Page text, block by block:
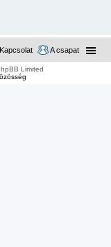
A csapat
Kapcsolat
Limited